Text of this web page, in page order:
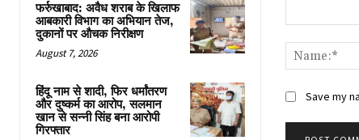
फर्रुखाबाद: अवैध शराब के खिलाफ
आबकारी विभाग का अभियान तेज,
दुकानों पर औचक निरीक्षण
August 7, 2026
हिंदू नाम से शादी, फिर धर्मांतरण
और दुष्कर्म का आरोप, सलमान
खान से सन्नी सिंह बना आरोपी
गिरफ्तार
Save my